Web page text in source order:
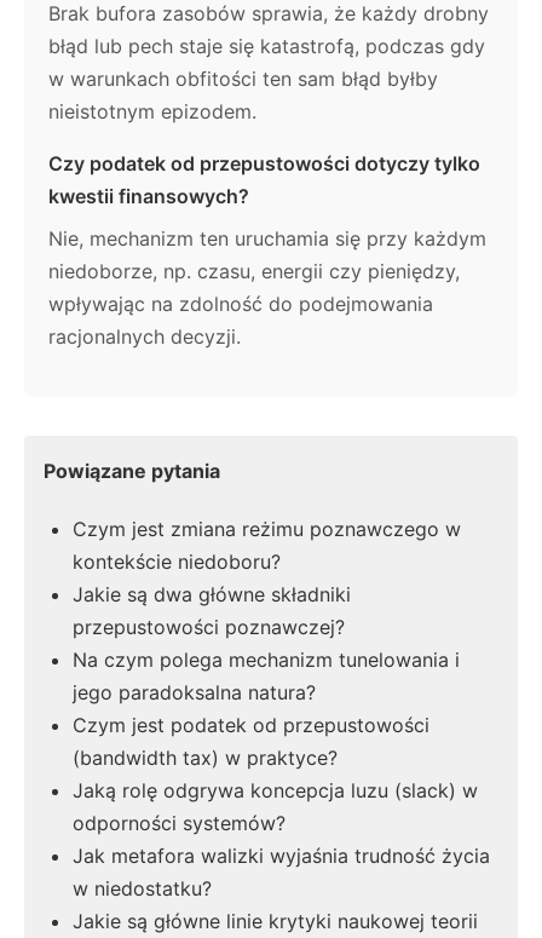
Brak bufora zasobów sprawia, że każdy drobny
błąd lub pech staje się katastrofą, podczas gdy
w warunkach obfitości ten sam błąd byłby
nieistotnym epizodem.
Czy podatek od przepustowości dotyczy tylko
kwestii finansowych?
Nie, mechanizm ten uruchamia się przy każdym
niedoborze, np. czasu, energii czy pieniędzy,
wpływając na zdolność do podejmowania
racjonalnych decyzji.
Powiązane pytania
Czym jest zmiana reżimu poznawczego w
kontekście niedoboru?
Jakie są dwa główne składniki
przepustowości poznawczej?
Na czym polega mechanizm tunelowania i
jego paradoksalna natura?
Czym jest podatek od przepustowości
(bandwidth tax) w praktyce?
Jaką rolę odgrywa koncepcja luzu (slack) w
odporności systemów?
Jak metafora walizki wyjaśnia trudność życia
w niedostatku?
Jakie są główne linie krytyki naukowej teorii